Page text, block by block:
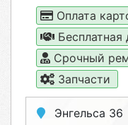
Оплата
Бесплатная
Срочный
Запчасти
Энгельса 36